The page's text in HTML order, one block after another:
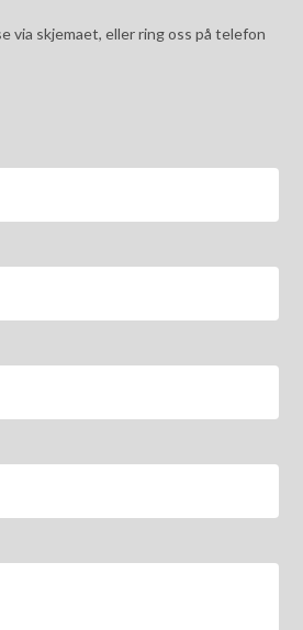
via skjemaet, eller ring oss på telefon